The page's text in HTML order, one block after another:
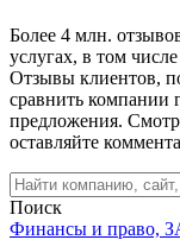
Более 4 млн.
услугах, в том
Отзывы клиентов,
сравнить компании
предложения.
оставляйте
Поиск
Финансы и право,